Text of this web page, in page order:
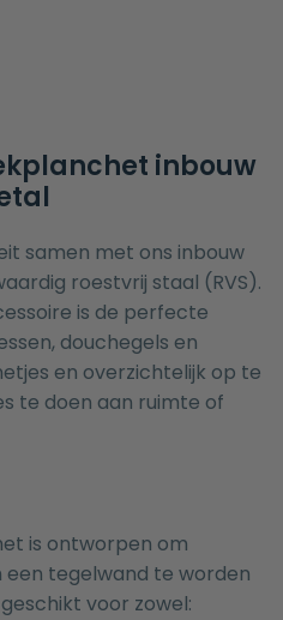
inbouw
samen met ons inbouw
roestvrij staal (RVS).
is de perfecte
douchegels en
en overzichtelijk op te
te doen aan ruimte of
is ontworpen om
een tegelwand te worden
voor zowel: